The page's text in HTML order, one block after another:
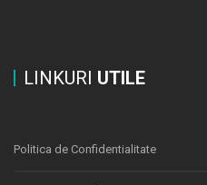
LINKURI UTILE
Politica de Confidentialitate